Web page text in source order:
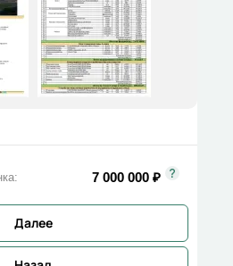
7 000 000 ₽
Далее